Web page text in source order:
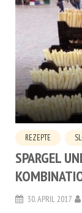
REZEPTE
SPARGEL
30. APRIL 2017